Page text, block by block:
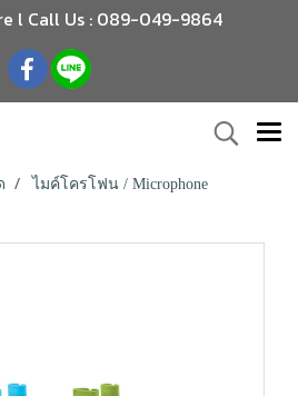
l Call Us : 089-049-9864
ไมค์โครโฟน / Microphone